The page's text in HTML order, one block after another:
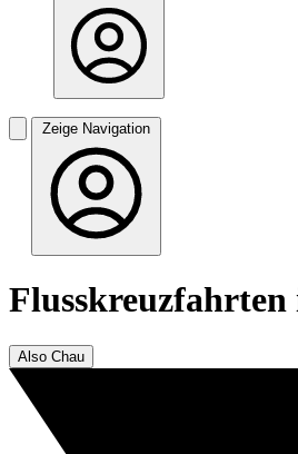
Zeige Navigation
Flusskreuzfahrten
Also Chau